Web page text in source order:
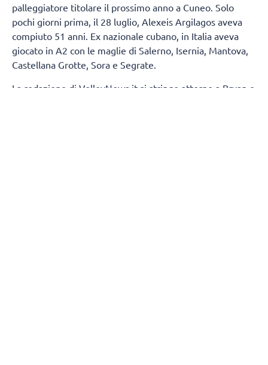
palleggiatore titolare il prossimo anno a Cuneo. Solo
pochi giorni prima, il 28 luglio, Alexeis Argilagos aveva
compiuto 51 anni. Ex nazionale cubano, in Italia aveva
giocato in A2 con le maglie di Salerno, Isernia, Mantova,
Castellana Grotte, Sora e Segrate.
La redazione di VolleyNews.it si stringe attorno a Bryan e